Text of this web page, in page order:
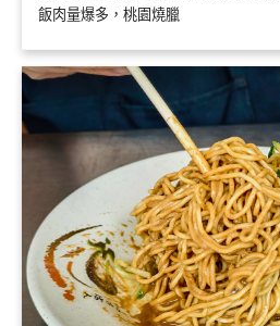
飯肉量爆多，桃園燒臘